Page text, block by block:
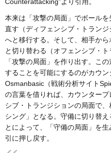
Counterattacking”より引用。
本来は「攻撃の局面」でボール
直す（ディフェンシブ・トランジ
へと移行する。そして、相手か
と切り替わる（オフェンシブ・
「攻撃の局面」を作り出す。こ
することを可能にするのがカウ
Osmanbasic（戦術分析サイト
の言葉を借りれば、カウンター
シブ・トランジションの局面で
シング」となる。守備に切り替
とによって、「守備の局面」を
引に押し戻す。